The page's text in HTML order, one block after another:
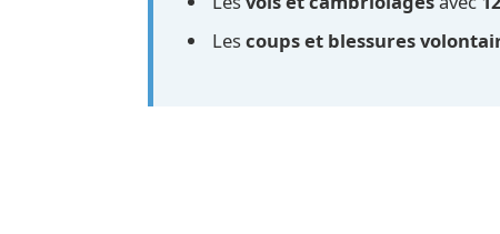
Lescoups et blessures